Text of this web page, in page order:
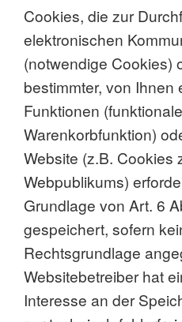
Cookies, die zur
elektronischen
(notwendige Cookies)
bestimmter, von Ihnen
Funktionen
Warenkorbfunktion)
Website (z.B. Cookies
Webpublikums)
Grundlage von Art. 6
gespeichert, sofern
Rechtsgrundlage
Websitebetreiber hat
Interesse an der